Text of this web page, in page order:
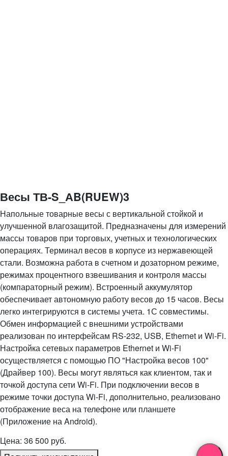
Весы ТВ-S_АB(RUEW)3
Напольные товарные весы с вертикальной стойкой и
улучшенной влагозащитой. Предназначены для измерений
массы товаров при торговых, учетных и технологических
операциях. Терминал весов в корпусе из нержавеющей
стали. Возможна работа в счетном и дозаторном режиме,
режимах процентного взвешивания и контроля массы
(компараторный режим). Встроенный аккумулятор
обеспечивает автономную работу весов до 15 часов. Весы
легко интегрируются в системы учета. 1С совместимы.
Обмен информацией с внешними устройствами
реализован по интерфейсам RS-232, USB, Ethernet и Wi-Fi.
Настройка сетевых параметров Ethernet и Wi-Fi
осуществляется с помощью ПО "Настройка весов 100"
(Драйвер 100). Весы могут являться как клиентом, так и
точкой доступа сети Wi-Fi. При подключении весов в
режиме точки доступа Wi-Fi, дополнительно, реализовано
отображение веса на телефоне или планшете
(Приложение на Android).
Цена: 36 500 руб.